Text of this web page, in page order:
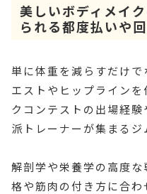
美しいボディメイ
られる都度払いや
単に体重を減らすだけ
エストやヒップライン
クコンテストの出場経
派トレーナーが集まるジ
解剖学や栄養学の高度
格や筋肉の付き方に合